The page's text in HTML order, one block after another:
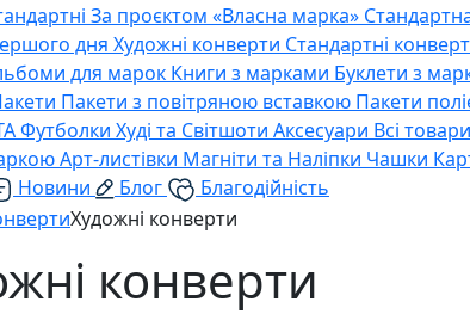
За проєктом «Власна марка»
дня Художні конверти Стандартні
для марок Книги з марками Буклети з
Пакети з повітряною вставкою Пакети
Футболки Худі та Світшоти Аксесуари Всі товари
Арт-листівки Магніти та Наліпки Чашки
Новини Блог
Благодійність
Художні конверти
конверти